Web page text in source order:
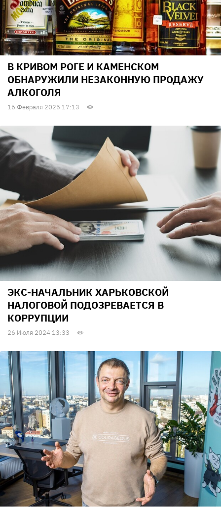
В КРИВОМ РОГЕ И КАМЕНСКОМ
ОБНАРУЖИЛИ НЕЗАКОННУЮ ПРОДАЖУ
АЛКОГОЛЯ
16 Февраля 2025 17:13
ЭКС-НАЧАЛЬНИК ХАРЬКОВСКОЙ
НАЛОГОВОЙ ПОДОЗРЕВАЕТСЯ В
КОРРУПЦИИ
26 Июля 2024 13:33